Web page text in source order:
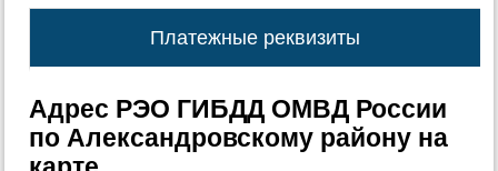
Платежные реквизиты
Адрес РЭО ГИБДД ОМВД России
по Александровскому району на